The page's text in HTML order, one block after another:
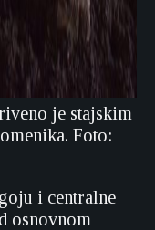
je stajskim
Foto:
i centralne
osnovnom